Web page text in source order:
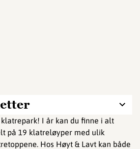
klatrepark! I år kan du finne i alt
på 19 klatreløyper med ulik
Hos Høyt & Lavt kan både